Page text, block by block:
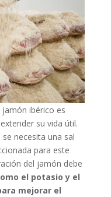
jamón ibérico es
su vida útil.
necesita una sal
para este
del jamón debe
el potasio y el
mejorar el